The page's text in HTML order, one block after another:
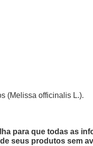
(Melissa officinalis L.).
para que todas as
seus produtos sem